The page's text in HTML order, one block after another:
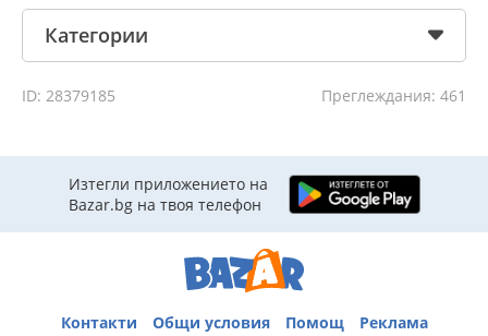
Категории
ID: 28379185 Преглеждания: 461
Изтегли приложението на
Bazar.bg на твоя телефон
Контакти Общи условия Помощ
Реклама